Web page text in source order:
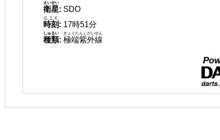
衛星
えいせい
: SDO
時刻
じこく
: 17時51分
種類
しゅるい
: 極端紫外線
きょくたんしがいせん